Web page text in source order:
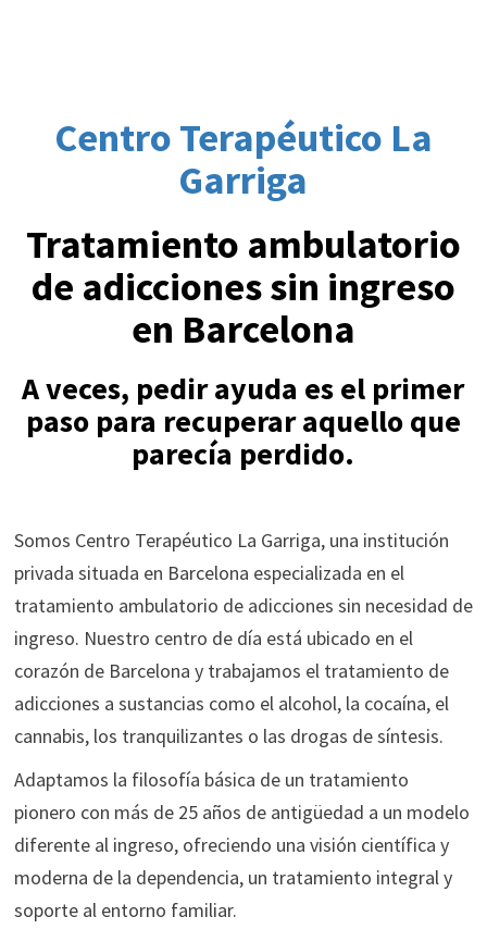
Centro Terapéutico La
Garriga
Tratamiento ambulatorio
de adicciones sin ingreso
en Barcelona
A veces, pedir ayuda es el primer
paso para recuperar aquello que
parecía perdido.
Somos Centro Terapéutico La Garriga, una institución
privada situada en Barcelona especializada en el
tratamiento ambulatorio de adicciones sin necesidad de
ingreso. Nuestro centro de día está ubicado en el
corazón de Barcelona y trabajamos el tratamiento de
adicciones a sustancias como el alcohol, la cocaína, el
cannabis, los tranquilizantes o las drogas de síntesis.
Adaptamos la filosofía básica de un tratamiento
pionero con más de 25 años de antigüedad a un modelo
diferente al ingreso, ofreciendo una visión científica y
moderna de la dependencia, un tratamiento integral y
soporte al entorno familiar.